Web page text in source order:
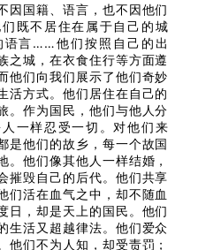
因国籍、语言，也不因他们
既不居住在属于自己的城
语言……他们按照自己的出
之城，在衣食住行等方面遵
他们向我们展示了他们奇妙
活方式。他们居住在自己的
。作为国民，他们与他人分
一样忍受一切。对他们来
是他们的故乡，每一个故国
。他们像其他人一样结婚，
摧毁自己的后代。他们共享
们活在血气之中，却不随血
日，却是天上的国民。他们
生活又超越律法。他们爱众
他们不为人知，却受责罚；